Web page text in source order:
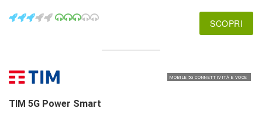
SCOPRI
MOBILE 5G CONNETTIVITÀ E VOCE
TIM 5G Power Smart